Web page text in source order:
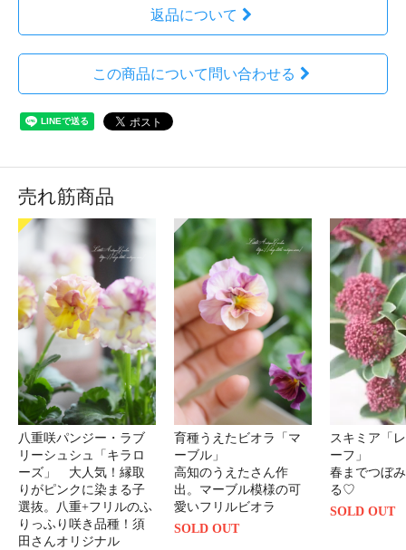
返品について
この商品について問い合わせる
売れ筋商品
八重咲パンジー・ラブ
リーシュシュ「キラロ
ーズ」 大人気！縁取
りがピンクに染まる子
選抜。八重+フリルのふ
りっふり咲き品種！須
田さんオリジナル
育種うえたビオラ「マ
ーブル」
高知のうえたさん作
出。マーブル模様の可
愛いフリルビオラ
SOLD OUT
スキミア「
ーフ」
春までつぼ
る♡
SOLD OUT